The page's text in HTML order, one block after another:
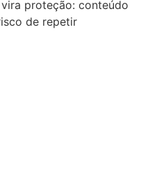
proteção: conteúdo
de repetir